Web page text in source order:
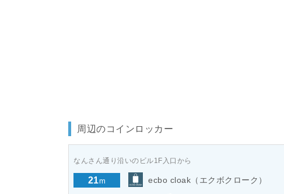
周辺のコインロッカー
なんさん通り沿いのビル1F入口から
21m ecbo cloak（エクボクローク）